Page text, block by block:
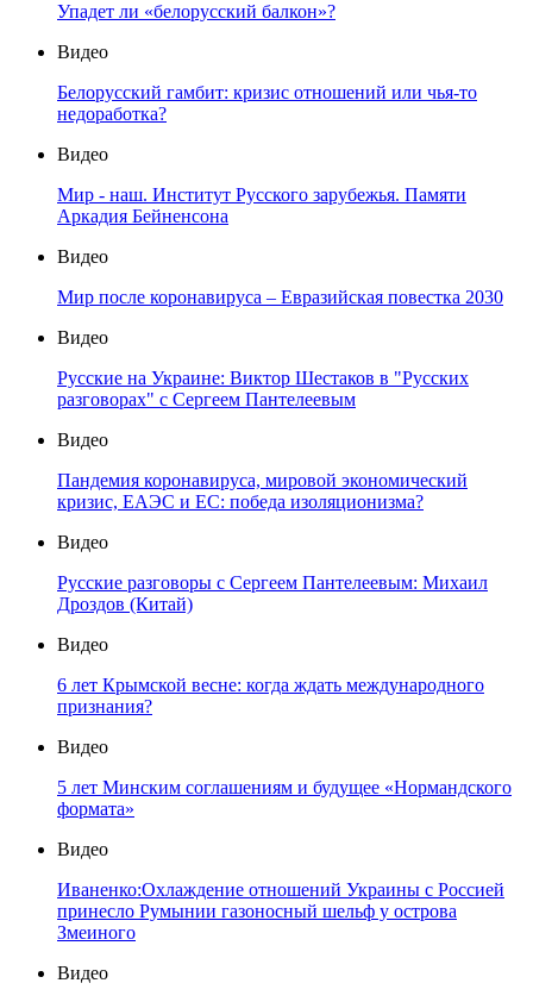
Упадет ли «белорусский балкон»?
Видео
Белорусский гамбит: кризис отношений или чья-то
недоработка?
Видео
Мир - наш. Институт Русского зарубежья. Памяти
Аркадия Бейненсона
Видео
Мир после коронавируса – Евразийская повестка 2030
Видео
Русские на Украине: Виктор Шестаков в "Русских
разговорах" с Сергеем Пантелеевым
Видео
Пандемия коронавируса, мировой экономический
кризис, ЕАЭС и ЕС: победа изоляционизма?
Видео
Русские разговоры с Сергеем Пантелеевым: Михаил
Дроздов (Китай)
Видео
6 лет Крымской весне: когда ждать международного
признания?
Видео
5 лет Минским соглашениям и будущее «Нормандского
формата»
Видео
Иваненко:Охлаждение отношений Украины с Россией
принесло Румынии газоносный шельф у острова
Змеиного
Видео